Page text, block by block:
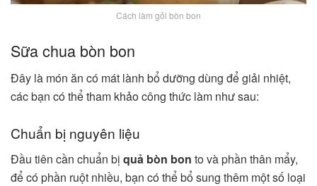
Cách làm gỏi bòn bon
Sữa chua bòn bon
Đây là món ăn có mát lành bổ dưỡng dùng để giải nhiệt,
các bạn có thể tham khảo công thức làm như sau:
Chuẩn bị nguyên liệu
Đầu tiên cần chuẩn bị quả bòn bon to và phần thân mẩy,
để có phần ruột nhiều, bạn có thể bổ sung thêm một số loại